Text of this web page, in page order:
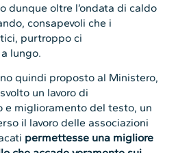
dunque oltre l’ondata di caldo
consapevoli che i
purtroppo ci
lungo.
quindi proposto al Ministero,
un lavoro di
e miglioramento del testo, un
il lavoro delle associazioni
permettesse una migliore